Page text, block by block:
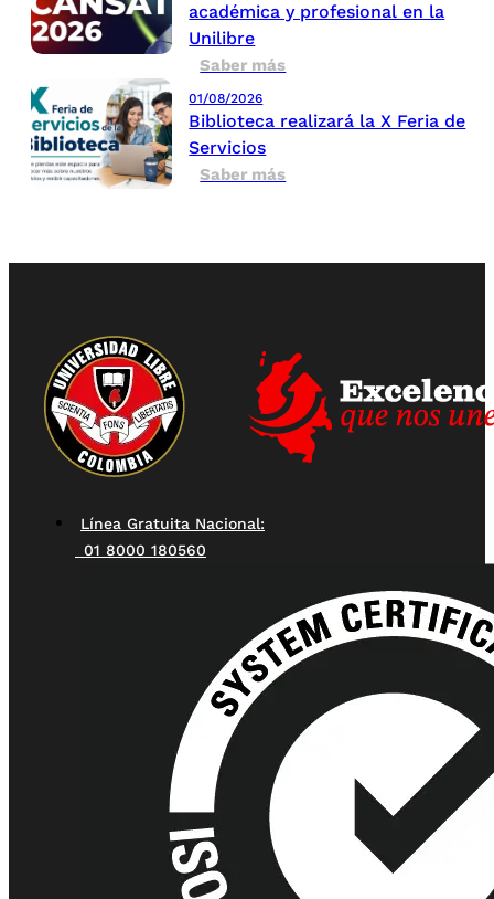
académica y profesional en la
Unilibre
Saber más
01/08/2026
Biblioteca realizará la X Feria de
Servicios
Saber más
Línea Gratuita Nacional:
01 8000 180560